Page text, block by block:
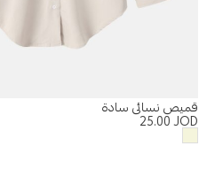
قميص نسائي سادة
25.00JOD